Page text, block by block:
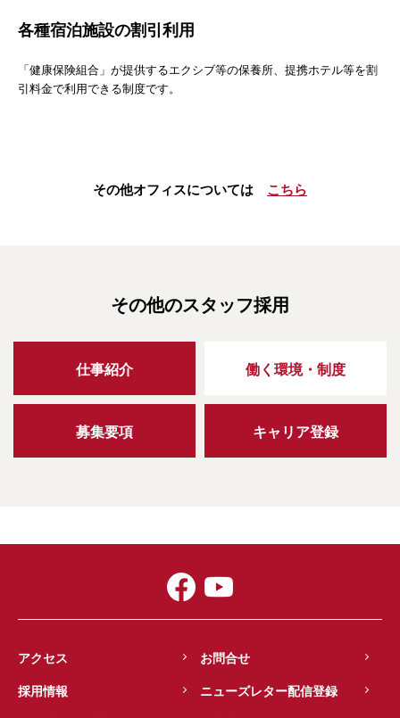
各種宿泊施設の割引利用
「健康保険組合」が提供するエクシブ等の保養所、提携ホテル等を割
引料金で利用できる制度です。
その他オフィスについては こちら
その他のスタッフ採用
仕事紹介 働く環境・制度
募集要項 キャリア登録
アクセス
お問合せ
採用情報
ニューズレター配信登録